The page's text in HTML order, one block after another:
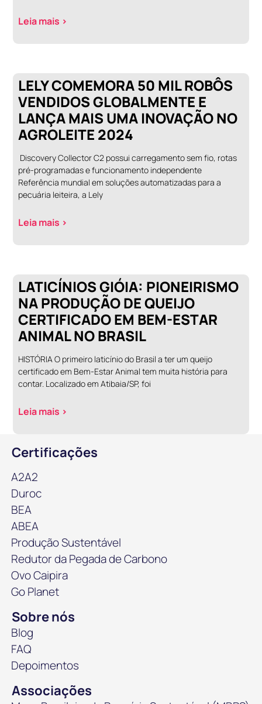
Leia mais >
LELY COMEMORA 50 MIL ROBÔS
VENDIDOS GLOBALMENTE E
LANÇA MAIS UMA INOVAÇÃO NO
AGROLEITE 2024
Discovery Collector C2 possui carregamento sem fio, rotas
pré-programadas e funcionamento independente
Referência mundial em soluções automatizadas para a
pecuária leiteira, a Lely
Leia mais >
LATICÍNIOS GIÓIA: PIONEIRISMO
NA PRODUÇÃO DE QUEIJO
CERTIFICADO EM BEM-ESTAR
ANIMAL NO BRASIL
HISTÓRIA O primeiro laticínio do Brasil a ter um queijo
certificado em Bem-Estar Animal tem muita história para
contar. Localizado em Atibaia/SP, foi
Leia mais >
Certificações
A2A2
Duroc
BEA
ABEA
Produção Sustentável
Redutor da Pegada de Carbono
Ovo Caipira
Go Planet
Sobre nós
Blog
FAQ
Depoimentos
Associações